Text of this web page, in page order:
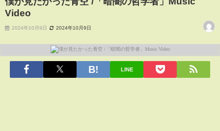
Video
2024年10月9日 2024年10月9日
LINE